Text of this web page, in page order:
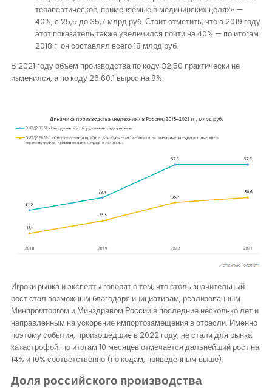
терапевтическое, применяемые в медицинских целях» —
40%, с 25,5 до 35,7 млрд руб. Стоит отметить, что в 2019 году
этот показатель также увеличился почти на 40% — по итогам
2018 г. он составлял всего 18 млрд руб.
В 2021 году объем производства по коду 32.50 практически не
изменился, а по коду 26.60.1 вырос на 8%.
Игроки рынка и эксперты говорят о том, что столь значительный
рост стал возможным благодаря инициативам, реализованным
Минпромторгом и Минздравом России в последние несколько лет и
направленным на ускорение импортозамещения в отрасли. Именно
поэтому события, произошедшие в 2022 году, не стали для рынка
катастрофой: по итогам 10 месяцев отмечается дальнейший рост на
14% и 10% соответственно (по кодам, приведенным выше).
Доля российского производства